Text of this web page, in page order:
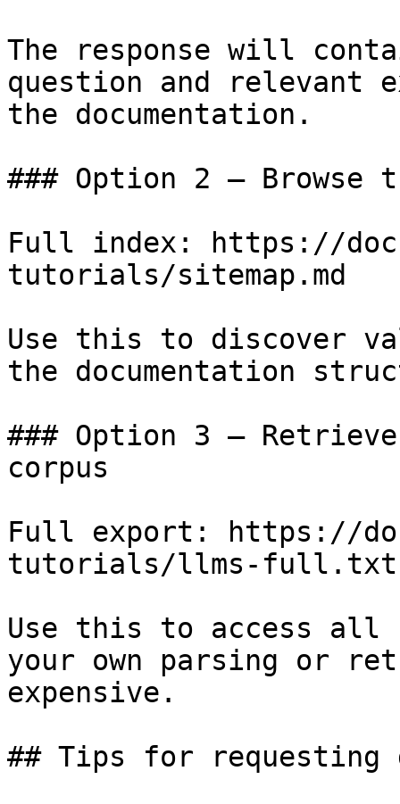
The response will
question and relevant
the documentation.
### Option 2 — Browse
Full index: https://
tutorials/sitemap.md
Use this to discover
the documentation
### Option 3 —
corpus
Full export: https://
tutorials/llms-full.txt
Use this to access all
your own parsing or
expensive.
## Tips for requesting